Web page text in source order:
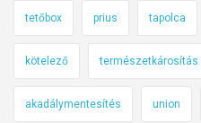
tetőbox prius tapolca
kötelező természetkárosítás
akadálymentesítés union